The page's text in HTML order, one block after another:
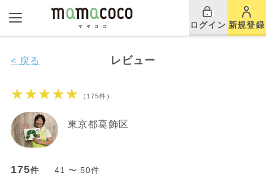
ログイン 新規登録
レビュー
< 戻る
★★★★★ （175件）
東京都葛飾区
175件 41 〜 50件